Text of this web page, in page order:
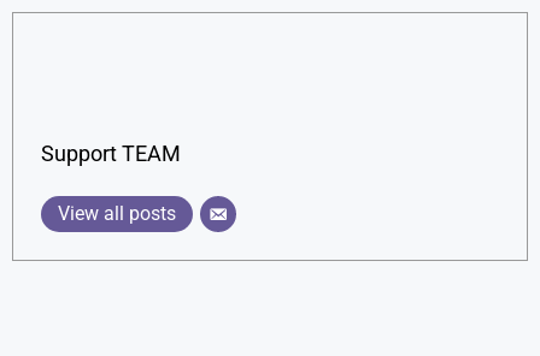
Support TEAM
View all posts